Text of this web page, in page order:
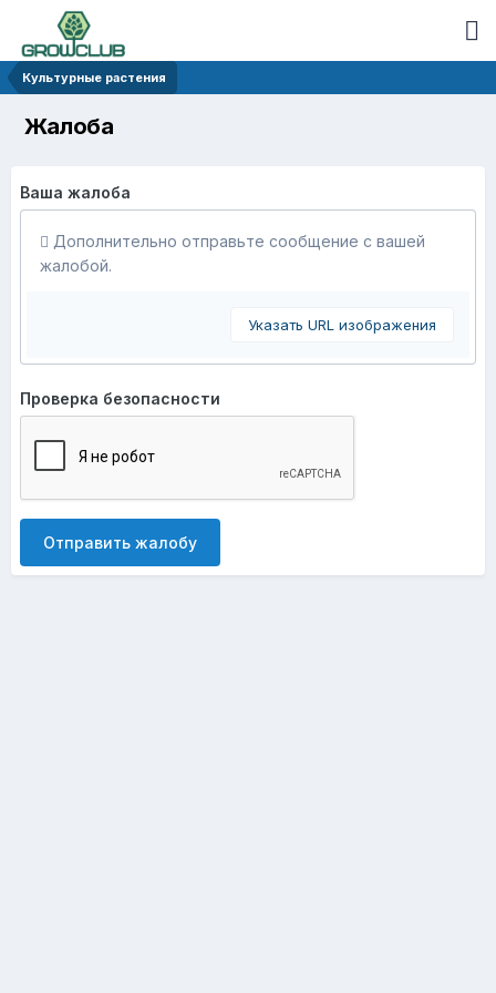
Культурные растения
Жалоба
Ваша жалоба
Дополнительно отправьте сообщение с вашей
жалобой.
Указать URL изображения
Проверка безопасности
Отправить жалобу